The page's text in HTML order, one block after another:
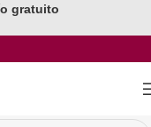
gratuito